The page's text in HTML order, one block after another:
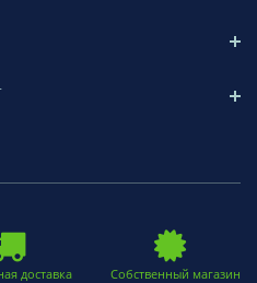
доставка
Собственный магазин